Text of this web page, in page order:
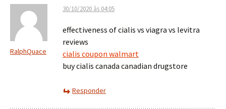
RalphQuace
30/10/2020 às 04:05
effectiveness of cialis vs viagra vs levitra
reviews
cialis coupon walmart
buy cialis canada canadian drugstore
Responder